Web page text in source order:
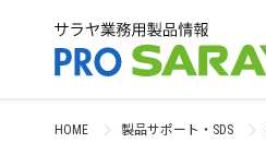
HOME 製品サポート・SDS